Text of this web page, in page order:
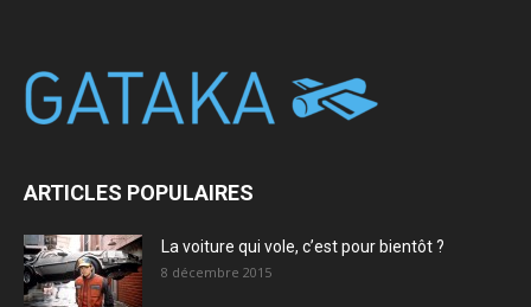
ARTICLES POPULAIRES
La voiture qui vole, c’est pour bientôt ?
8 décembre 2015